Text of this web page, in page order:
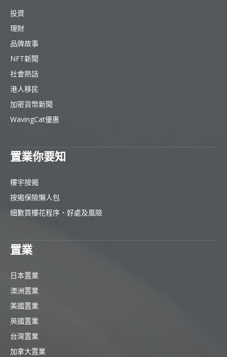
投資
理財
品牌故事
NFT新聞
社會熱話
港人移民
加密貨幣新聞
WavingCat優惠
置業你要知
樓宇按揭
按揭保險懶人包
細數買樓花程序、好處及風險
置業
日本置業
澳洲置業
美國置業
英國置業
台灣置業
加拿大置業